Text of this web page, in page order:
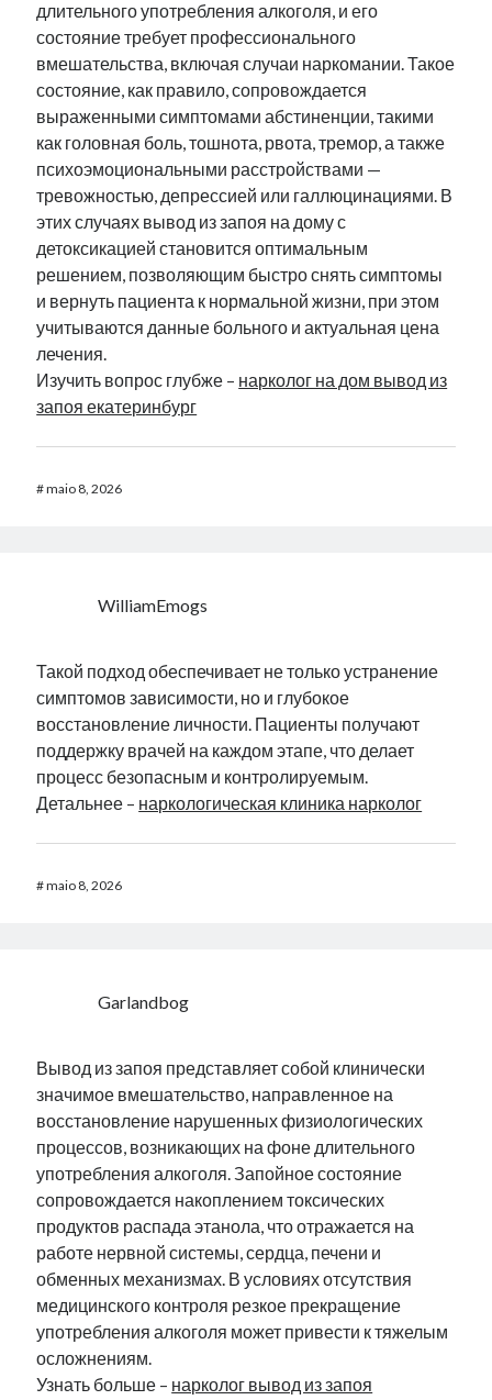
длительного употребления алкоголя, и его
состояние требует профессионального
вмешательства, включая случаи наркомании. Такое
состояние, как правило, сопровождается
выраженными симптомами абстиненции, такими
как головная боль, тошнота, рвота, тремор, а также
психоэмоциональными расстройствами —
тревожностью, депрессией или галлюцинациями. В
этих случаях вывод из запоя на дому с
детоксикацией становится оптимальным
решением, позволяющим быстро снять симптомы
и вернуть пациента к нормальной жизни, при этом
учитываются данные больного и актуальная цена
лечения.
Изучить вопрос глубже – нарколог на дом вывод из
запоя екатеринбург
#maio 8, 2026
WilliamEmogs
Такой подход обеспечивает не только устранение
симптомов зависимости, но и глубокое
восстановление личности. Пациенты получают
поддержку врачей на каждом этапе, что делает
процесс безопасным и контролируемым.
Детальнее – наркологическая клиника нарколог
#maio 8, 2026
Garlandbog
Вывод из запоя представляет собой клинически
значимое вмешательство, направленное на
восстановление нарушенных физиологических
процессов, возникающих на фоне длительного
употребления алкоголя. Запойное состояние
сопровождается накоплением токсических
продуктов распада этанола, что отражается на
работе нервной системы, сердца, печени и
обменных механизмах. В условиях отсутствия
медицинского контроля резкое прекращение
употребления алкоголя может привести к тяжелым
осложнениям.
Узнать больше – нарколог вывод из запоя